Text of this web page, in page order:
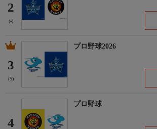
2
(-)
3
(5)
プロ野球2026
4
プロ野球